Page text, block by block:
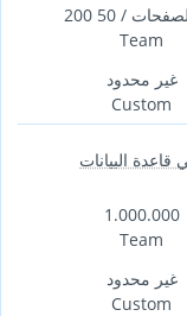
Team
غير محدود
Custom
البيانات
1.000.000
Team
غير محدود
Custom